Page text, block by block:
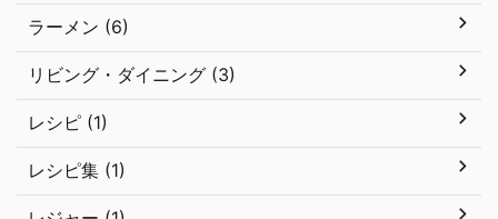
ラーメン (6)
リビング・ダイニング (3)
レシピ (1)
レシピ集 (1)